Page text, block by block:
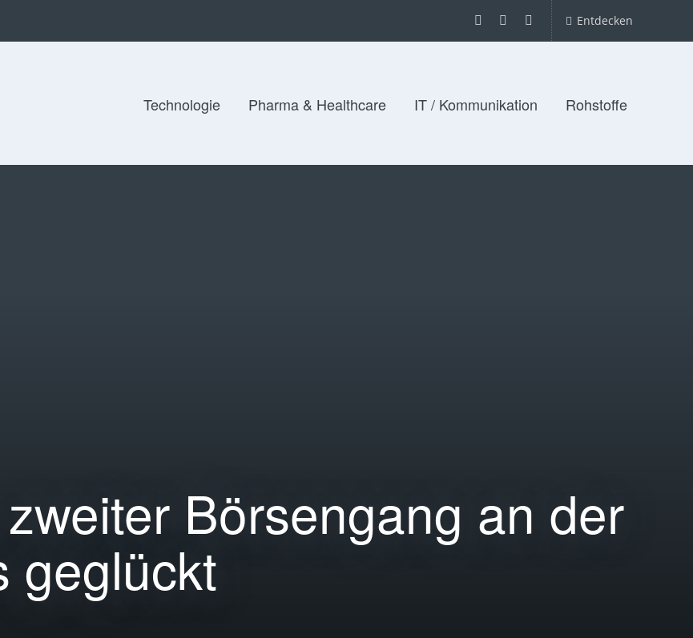
Entdecken
Technologie Pharma & Healthcare IT / Kommunikation Rohstoffe
Börsengang an der
geglückt